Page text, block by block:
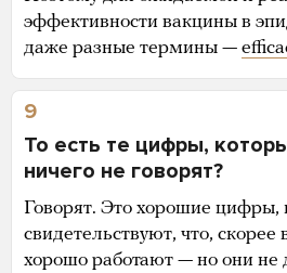
эффективности вакцины в
даже разные термины —
9
То есть те цифры,
ничего не говорят?
Говорят. Это хорошие цифры,
свидетельствуют, что, скорее
хорошо работают — но они